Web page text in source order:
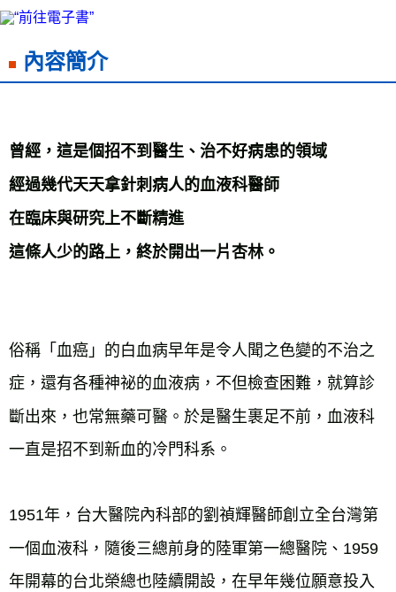
每筆NT$50，滿NT$499(含以上)免運費
每筆NT$50，滿NT$499(含以上)免運費
付款後7-11取貨
每筆NT$60，滿NT$799(含以上)免運費
宅配
內容簡介
曾經，這是個招不到醫生、治不好病患的領域
經過幾代天天拿針刺病人的血液科醫師
在臨床與研究上不斷精進
這條人少的路上，終於開出一片杏林。
俗稱「血癌」的白血病早年是令人聞之色變的不治之
症，還有各種神祕的血液病，不但檢查困難，就算診
斷出來，也常無藥可醫。於是醫生裹足不前，血液科
1951年，台大醫院內科部的劉禎輝醫師創立全台灣第
一個血液科，隨後三總前身的陸軍第一總醫院、1959
年開幕的台北榮總也陸續開設，在早年幾位願意投入